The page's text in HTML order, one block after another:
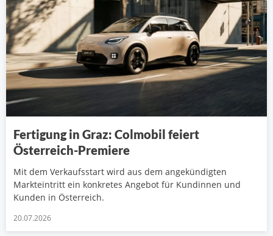
Fertigung in Graz: Colmobil feiert
Österreich-Premiere
Mit dem Verkaufsstart wird aus dem angekündigten
Markteintritt ein konkretes Angebot für Kundinnen und
Kunden in Österreich.
20.07.2026